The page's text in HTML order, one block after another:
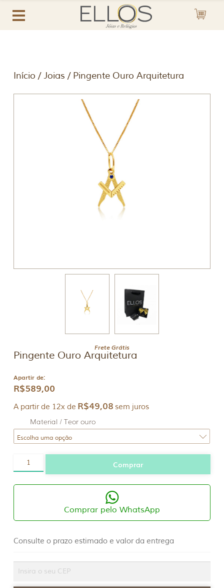
Início /Joias / Pingente Ouro Arquitetura
Frete Grátis
Pingente Ouro Arquitetura
Apartir de:
R$589,00
A partir de 12x de R$49,08 sem juros
Material / Teor ouro
Arquitetura
Comprar
Comprar pelo WhatsApp
Consulte o prazo estimado e valor da entrega